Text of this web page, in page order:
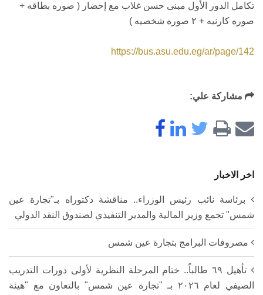
تكامل الدور الأول مبنى حسن غلاب مع إحضار ( صوره بطاقه +
صوره كارنيه + ٢ صوره شخصيه )
https://bus.asu.edu.eg/ar/page/142
مشاركة علي:
اخر الاخبار
برئاسة نائب رئيس الوزراء.. مناقشة دكتوراه بـ"تجارة عين
شمس" تجمع وزير المالية والمدير التنفيذي لصندوق النقد الدولي
مصروفات البرامج بتجارة عين شمس
تأهيل ٦٩ طالباً.. ختام المرحلة النظرية لأولى دورات التدريب
الصيفي لعام ٢٠٢٦ بـ "تجارة عين شمس" بالتعاون مع "هيئة